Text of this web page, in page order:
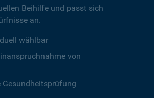
Beihilfe und passt sich
an.
wählbar
von
Gesundheitsprüfung